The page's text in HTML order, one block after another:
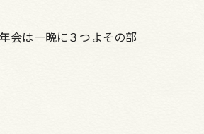
会は一晩に３つよその部